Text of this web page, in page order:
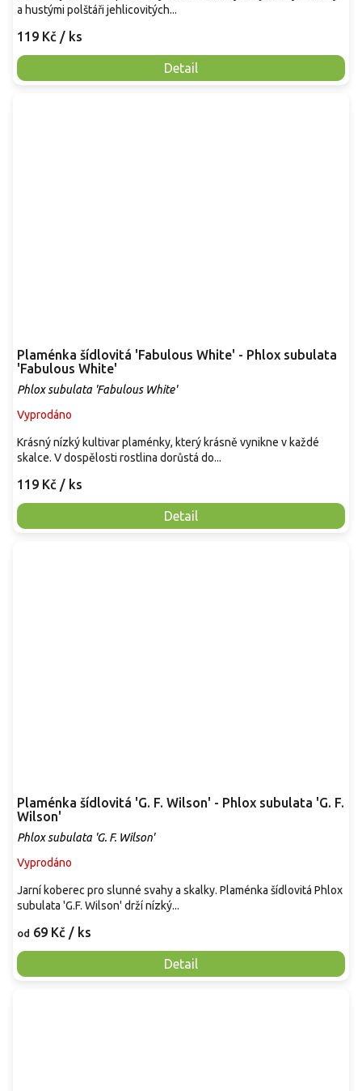
119 Kč / ks
Detail
a hustými polštáři jehlicovitých...
Plaménka šídlovitá 'Fabulous White' - Phlox subulata
'Fabulous White'
Phlox subulata 'Fabulous White'
Vyprodáno
119 Kč / ks
Detail
Krásný nízký kultivar plaménky, který krásně vynikne v každé
skalce. V dospělosti rostlina dorůstá do...
Plaménka šídlovitá 'G. F. Wilson' - Phlox subulata 'G. F.
Wilson'
Phlox subulata 'G. F. Wilson'
Vyprodáno
od 69 Kč / ks
Detail
Jarní koberec pro slunné svahy a skalky. Plaménka šídlovitá Phlox
subulata 'G.F. Wilson' drží nízký...